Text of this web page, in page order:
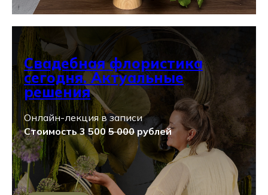
Свадебная флористика
сегодня. Актуальные
решения
Онлайн-лекция в записи
Стоимость 3 500 5 000рублей